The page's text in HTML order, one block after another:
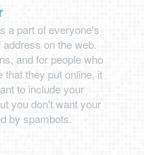
a part of everyone's
on the web.
and for people who
that they put online, it
to include your
you don't want your
by spambots.